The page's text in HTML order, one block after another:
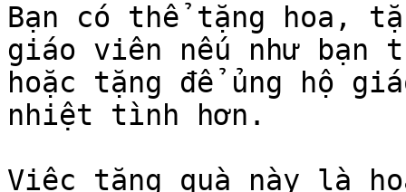
Bạn có thể tặng hoa,
giáo viên nếu như bạn
hoặc tặng để ủng hộ
nhiệt tình hơn.
Việc tặng quà này là